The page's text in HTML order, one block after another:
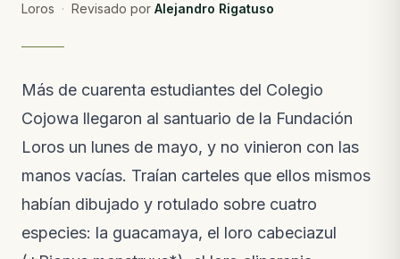
Del blog · hace 6 días
NOTAS DE CAMPO
Lo que pasó esta semana en la reserva
VIDEO
Nuevo video · hace 3 semanas
Loros · Revisado por Alejandro Rigatuso
Más de cuarenta estudiantes del Colegio
Cojowa llegaron al santuario de la Fundación
Loros un lunes de mayo, y no vinieron con las
manos vacías. Traían carteles que ellos mismos
habían dibujado y rotulado sobre cuatro
especies: la guacamaya, el loro cabeciazul